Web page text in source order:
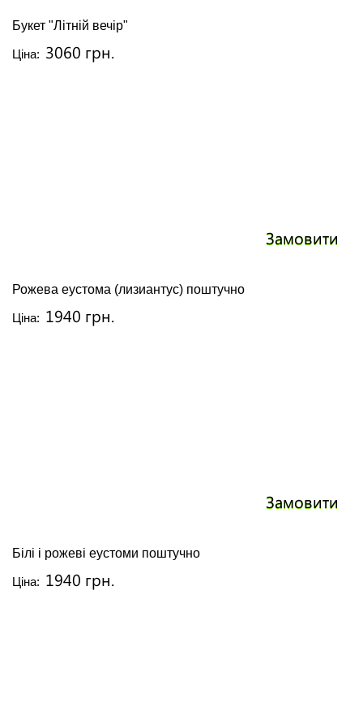
Букет "Літній вечір"
Ціна: 3060 грн.
Замовити
Рожева еустома (лизиантус) поштучно
Ціна: 1940 грн.
Замовити
Білі і рожеві еустоми поштучно
Ціна: 1940 грн.